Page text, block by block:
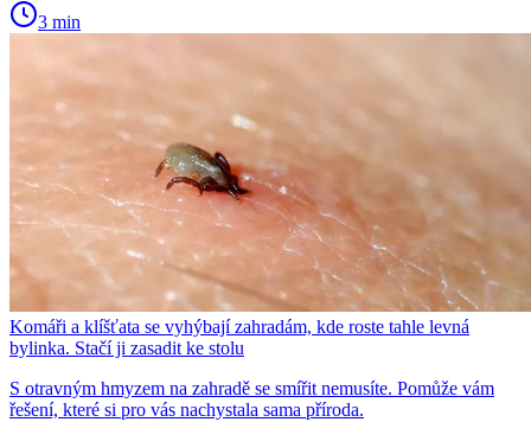
3 min
Komáři a klíšťata se vyhýbají zahradám, kde roste tahle levná
bylinka. Stačí ji zasadit ke stolu
S otravným hmyzem na zahradě se smířit nemusíte. Pomůže vám
řešení, které si pro vás nachystala sama příroda.